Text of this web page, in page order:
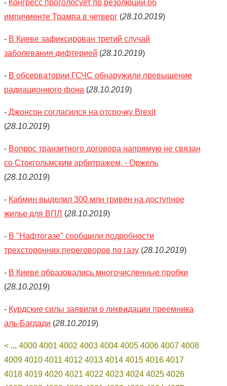
- Конгресс проголосует по резолюции об
импичменте Трампа в четверг (28.10.2019)
- В Киеве зафиксирован третий случай
заболевания дифтерией (28.10.2019)
- В обсерватории ГСЧС обнаружили превышение
радиационного фона (28.10.2019)
- Джонсон согласился на отсрочку Brexit
(28.10.2019)
- Вопрос транзитного договора напрямую не связан
со Стокгольмским арбитражем, - Оржель
(28.10.2019)
- Кабмин выделил 300 млн гривен на доступное
жилье для ВПЛ (28.10.2019)
- В "Нафтогазе" сообщили подробности
трехсторонних переговоров по газу (28.10.2019)
- В Киеве образовались многочисленные пробки
(28.10.2019)
- Курдские силы заявили о ликвидации преемника
аль-Багдади (28.10.2019)
< ... 4000 4001 4002 4003 4004 4005 4006 4007 4008
4009 4010 4011 4012 4013 4014 4015 4016 4017
4018 4019 4020 4021 4022 4023 4024 4025 4026